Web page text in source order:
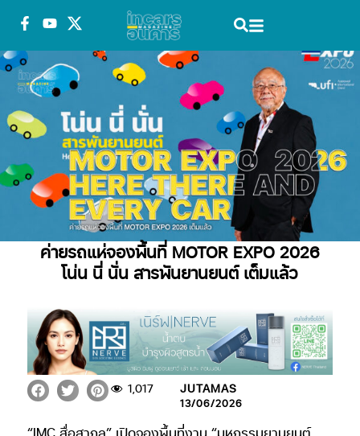
ค่ายรถแห่จองพื้นที่ MOTOR EXPO 2026
โน่น นี่ นั่น สารพันยานยนต์ เต็มแล้ว
JUTAMAS
13/06/2026
1,017